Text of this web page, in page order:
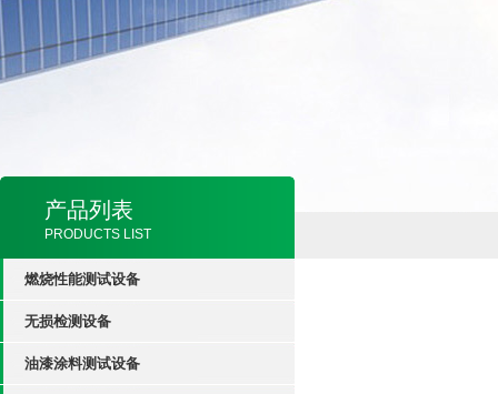
产品列表
PRODUCTS LIST
燃烧性能测试设备
无损检测设备
油漆涂料测试设备